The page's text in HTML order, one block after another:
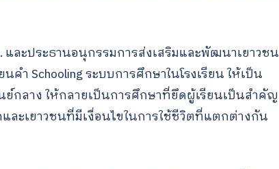
ละประธานอนุกรรมการส่งเสริมและพัฒนาเยาวชน
ำ Schooling ระบบการศึกษาในโรงเรียน ให้เป็น
ย์กลาง ให้กลายเป็นการศึกษาที่ยึดผู้เรียนเป็นสำคัญ
ละเยาวชนที่มีเงื่อนไขในการใช้ชีวิตที่แตกต่างกัน